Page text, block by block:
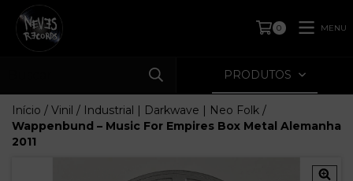
0 MENU
PRODUTOS
Início / Vinil / Industrial | Darkwave | Neo Folk /
Wappenbund – Music For Empires Box Metal Alemanha
2011